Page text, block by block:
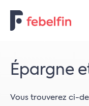
Épargne
Vous trouverez ci-